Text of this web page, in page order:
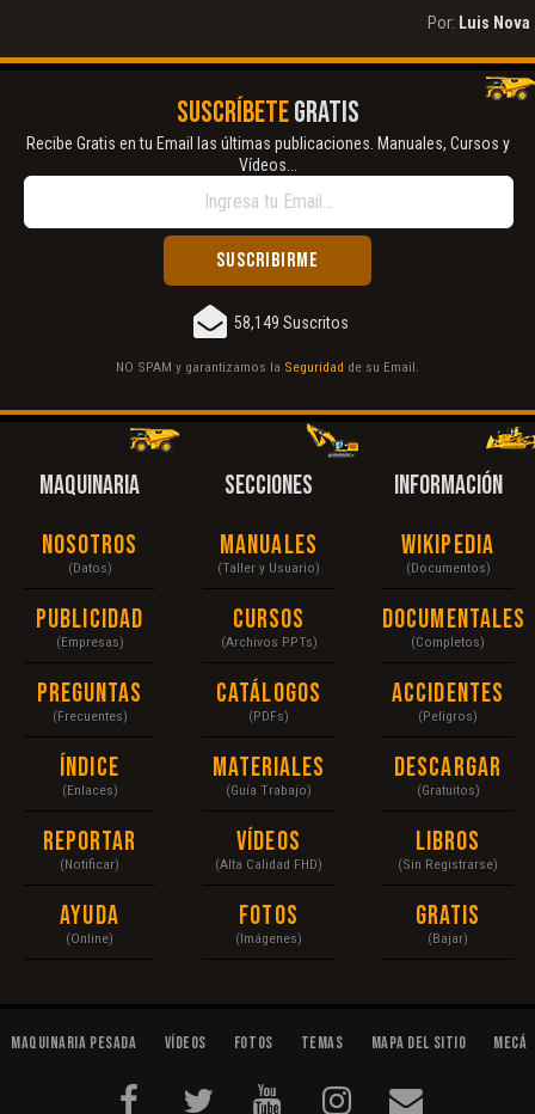
Por: Luis Nova
SUSCRÍBETEGRATIS
Recibe Gratis en tu Email las últimas publicaciones. Manuales, Cursos y
Vídeos...
58,149 Suscritos
NO SPAM y garantizamos la Seguridad de su Email.
MAQUINARIA
Nosotros
(Datos)
Publicidad
(Empresas)
Preguntas
(Frecuentes)
Índice
(Enlaces)
Reportar
(Notificar)
Ayuda
(Online)
SECCIONES
Manuales
(Taller y Usuario)
Cursos
(Archivos PPTs)
Catálogos
(PDFs)
Materiales
(Guía Trabajo)
Vídeos
(Alta Calidad FHD)
Fotos
(Imágenes)
INFORMACIÓN
Wikipedia
(Documentos)
Documentales
(Completos)
Accidentes
(Peligros)
Descargar
(Gratuitos)
Libros
(Sin Registrarse)
Gratis
(Bajar)
Maquinaria Pesada Vídeos Fotos Temas Mapa del Sitio